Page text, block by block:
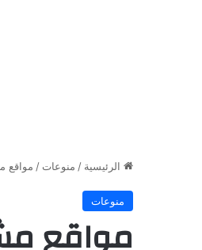
الرئيسية / منوعات / مواقع
منوعات
مواقع